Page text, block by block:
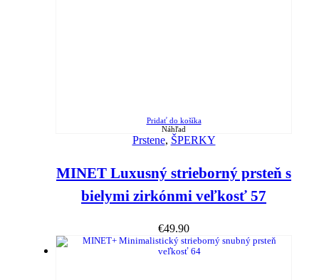
Pridať do košíka
Náhľad
Prstene, ŠPERKY
MINET Luxusný strieborný prsteň s
bielymi zirkónmi veľkosť 57
€49.90